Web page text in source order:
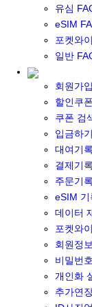
유심
eSIM
포켓와
일반
회원가
할인쿠
쿠폰 검
입금하기
대여기록
결제기록
주문기록
eSIM 기
데이터
포켓와
회원정
비밀번
개인화
추가연
포켓 와이파이
일본 와
일본 계
eSIM
일본
한국
대만
기타 아
eSIM 개
포켓와이파이
포켓와
일본
기타 아
DATA 이
유심 구매
일본유
한국유심